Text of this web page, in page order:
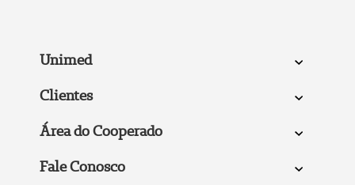
Unimed
Clientes
Área do Cooperado
Fale Conosco